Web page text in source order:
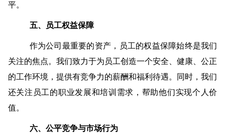
平。
五、员工权益保障
作为公司最重要的资产，员工的权益保障始终是我们
关注的焦点。我们致力于为员工创造一个安全、健康、公正
的工作环境，提供有竞争力的薪酬和福利待遇。同时，我们
还关注员工的职业发展和培训需求，帮助他们实现个人价
值。
六、公平竞争与市场行为